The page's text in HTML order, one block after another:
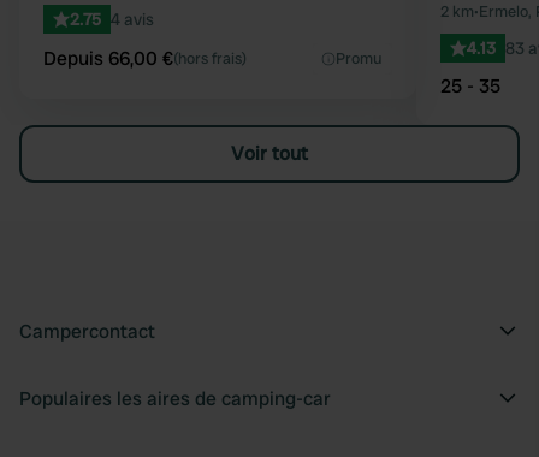
2.75 4 avis
Depuis 66,00 €(hors frais) Promu
2 km•Ermelo,
4.13 83
25 - 35
Voir tout
Campercontact
Populaires les aires de camping-car